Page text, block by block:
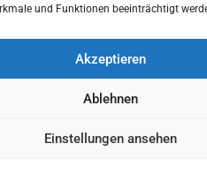
und Funktionen beeinträchtigt
Akzeptieren
Ablehnen
Einstellungen ansehen